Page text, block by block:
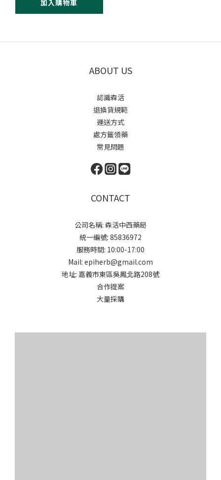
加入購物車
ABOUT US
認識森活
退換貨規範
運送方式
處方籤領藥
常見問題
CONTACT
公司名稱: 森活中西藥局
統一編號: 85836972
服務時間: 10:00-17:00
Mail: epiherb@gmail.com
地址: 嘉義市東區吳鳳北路208號
合作提案
大量採購